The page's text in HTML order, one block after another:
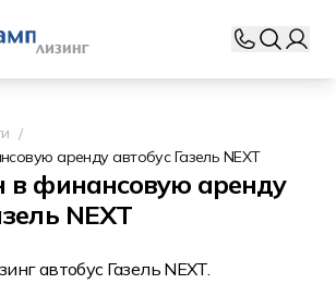
аренду автобус Газель NEXT
в финансовую аренду
NEXT
автобус Газель NEXT.